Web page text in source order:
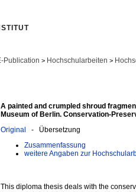
Publication > Hochschularbeiten >
A painted and crumpled shroud
Museum of Berlin. Conservation-
Original - Übersetzung
Zusammenfassung
weitere Angaben zur
This diploma thesis deals with the